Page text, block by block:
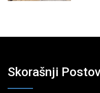
Skorašnji